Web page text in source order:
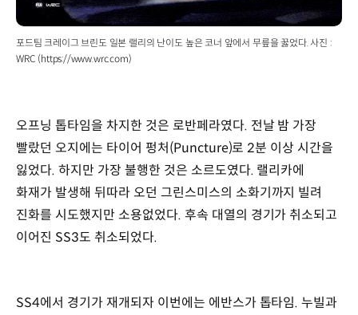
포드팀 크레이그 브린도 일본 랠리의 난이도 높은 코너 앞에서 무릎을 꿇었다. 사진 :
WRC (https://www.wrc.com)
오프닝 톱타임을 차지한 것은 로반페라였다. 전날 밤 가장
빨랐던 오지에는 타이어 펑처(Puncture)로 2분 이상 시간을
잃었다. 하지만 가장 불행한 것은 소르도였다. 랠리카에
화재가 발생해 뒤따라 오던 그린스미스의 소화기까지 빌려
진화를 시도했지만 소용없었다. 후속 대열의 경기가 취소되고
이어진 SS3도 취소되었다.
SS4에서 경기가 재개되자 이번에는 에반스가 톱타임. 누빌과